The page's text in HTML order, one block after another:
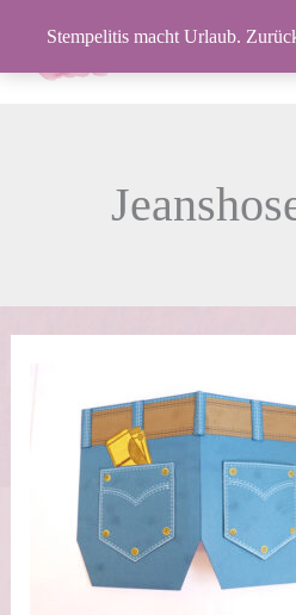
Stempelitis macht Urlaub.
springen